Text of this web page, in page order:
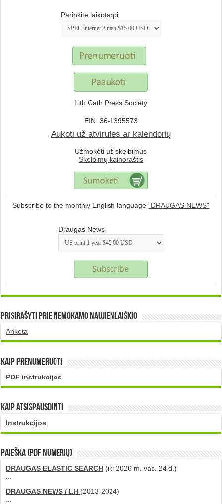
Parinkite laikotarpi
Lith Cath Press Society
EIN: 36-1395573
Aukoti už atvirutes ar kalendorių
Užmokėti už skelbimus
Skelbimų kainoraštis
Subscribe to the monthly English language"DRAUGAS NEWS"
Draugas News
Prisirašyti prie nemokamo naujienlaiškio
Anketa
Kaip prenumeruoti
PDF instrukcijos
Kaip atsispausdinti
Instrukcijos
PAIEŠKA (PDF numerių)
DRAUGAS ELASTIC SEARCH (iki 2026 m. vas. 24 d.)
...
DRAUGAS NEWS / LH (2013-2024)
...